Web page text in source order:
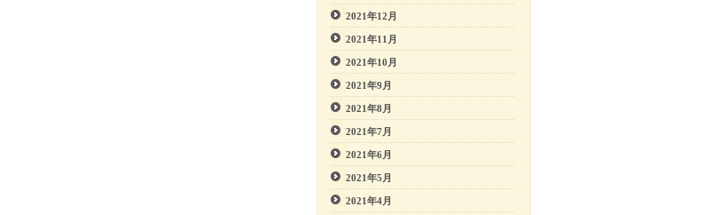
2021年12月
2021年11月
2021年10月
2021年9月
2021年8月
2021年7月
2021年6月
2021年5月
2021年4月